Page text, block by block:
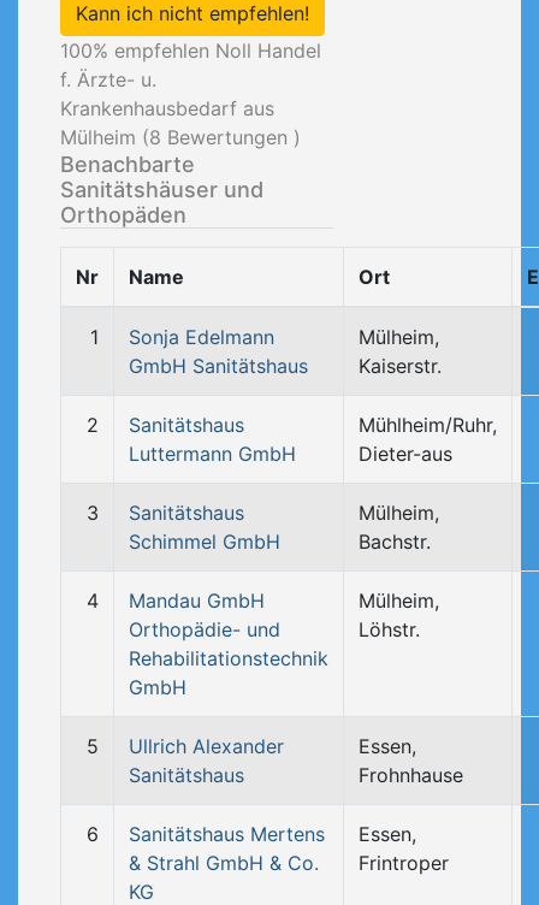
Kann ich nicht empfehlen!
100% empfehlen Noll Handel
f. Ärzte- u.
Krankenhausbedarf aus
Mülheim (8 Bewertungen )
Benachbarte
Sanitätshäuser und
Orthopäden
Nr Name Ort
1
Sonja Edelmann
GmbH Sanitätshaus
Mülheim,
Kaiserstr.
2
Sanitätshaus
Luttermann GmbH
Mühlheim/Ruhr,
Dieter-aus
3
Sanitätshaus
Schimmel GmbH
Mülheim,
Bachstr.
4
Mandau GmbH
Orthopädie- und
Rehabilitationstechnik
GmbH
Mülheim,
Löhstr.
5
Ullrich Alexander
Sanitätshaus
Essen,
Frohnhause
6
Sanitätshaus Mertens
& Strahl GmbH & Co.
KG
Essen,
Frintroper